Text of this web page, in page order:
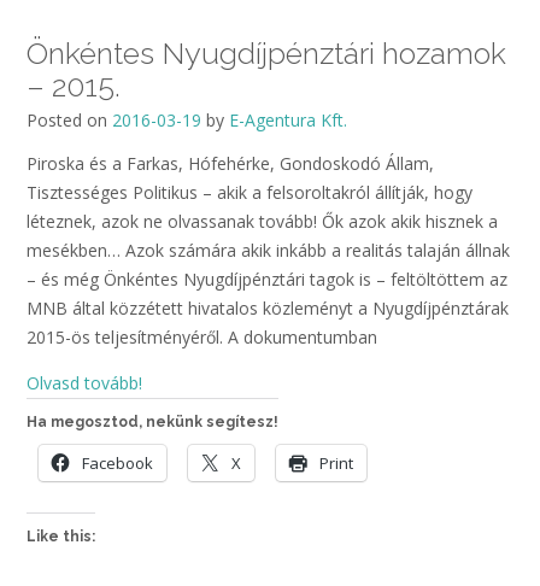
Önkéntes Nyugdíjpénztári hozamok
– 2015.
Posted on 2016-03-19 by E-Agentura Kft.
Piroska és a Farkas, Hófehérke, Gondoskodó Állam,
Tisztességes Politikus – akik a felsoroltakról állítják, hogy
léteznek, azok ne olvassanak tovább! Ők azok akik hisznek a
mesékben… Azok számára akik inkább a realitás talaján állnak
– és még Önkéntes Nyugdíjpénztári tagok is – feltöltöttem az
MNB által közzétett hivatalos közleményt a Nyugdíjpénztárak
2015-ös teljesítményéről. A dokumentumban
Olvasd tovább!
Ha megosztod, nekünk segítesz!
Facebook X Print
Like this: